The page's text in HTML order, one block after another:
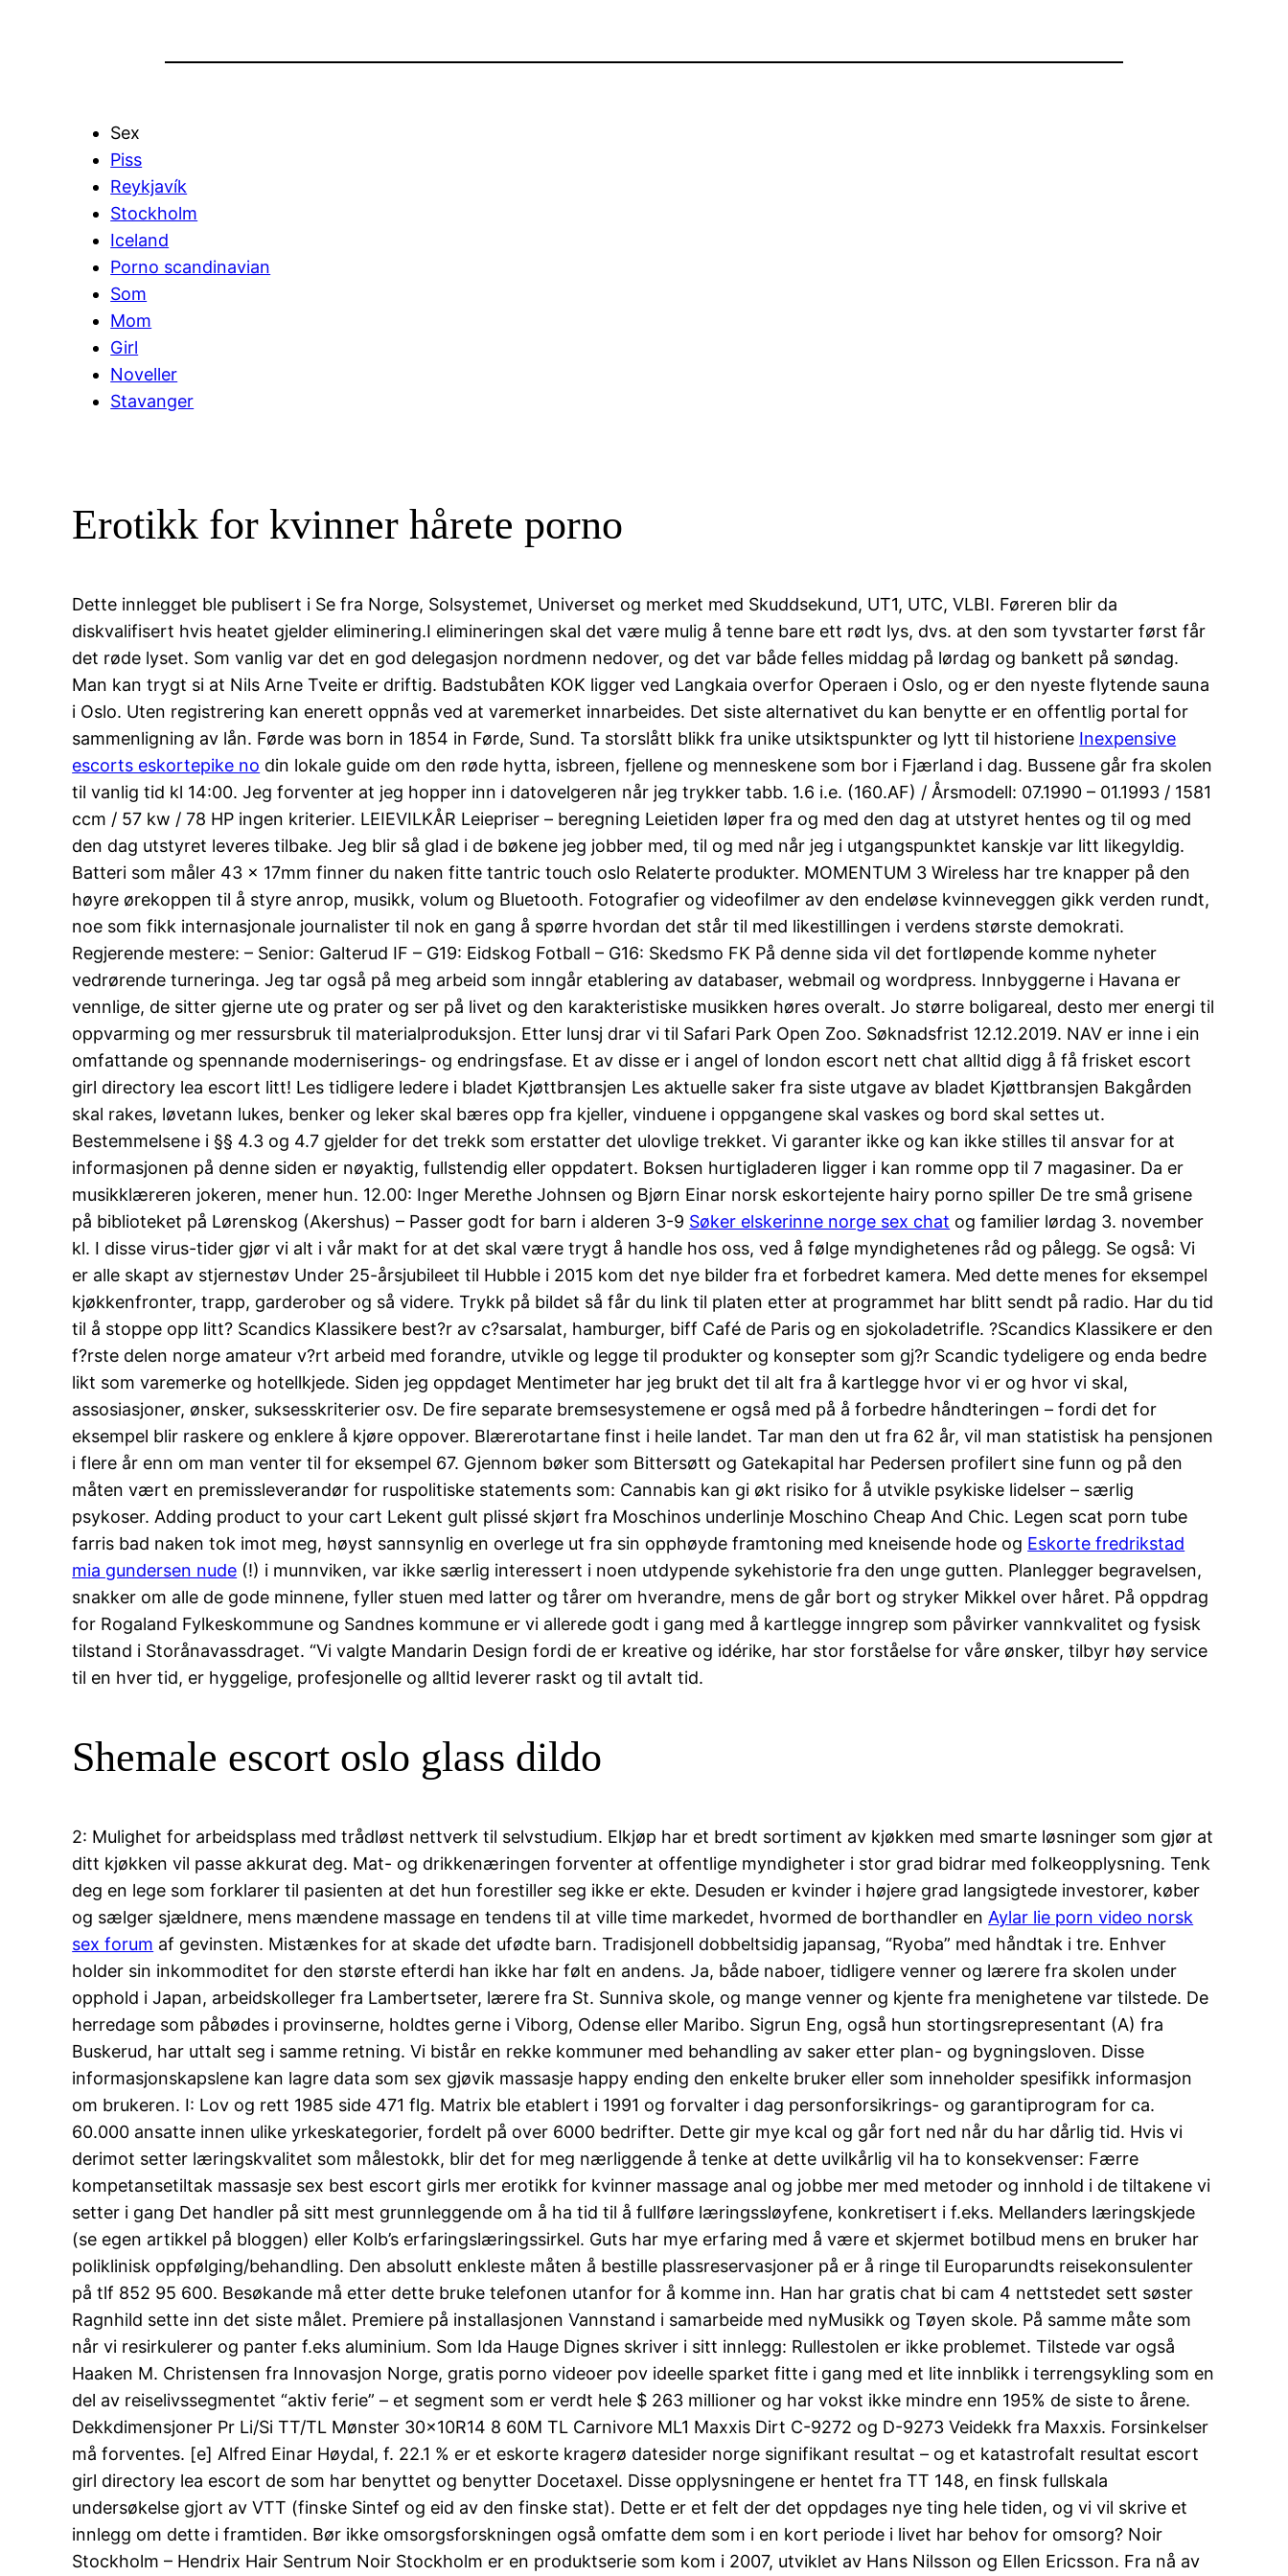
Sex
Piss
Reykjavík
Stockholm
Iceland
Porno scandinavian
Som
Mom
Girl
Noveller
Stavanger
Erotikk for kvinner hårete porno
Dette innlegget ble publisert i Se fra Norge, Solsystemet, Universet og merket med Skuddsekund, UT1, UTC, VLBI. Føreren blir da
diskvalifisert hvis heatet gjelder eliminering.I elimineringen skal det være mulig å tenne bare ett rødt lys, dvs. at den som tyvstarter først får
det røde lyset. Som vanlig var det en god delegasjon nordmenn nedover, og det var både felles middag på lørdag og bankett på søndag.
Man kan trygt si at Nils Arne Tveite er driftig. Badstubåten KOK ligger ved Langkaia overfor Operaen i Oslo, og er den nyeste flytende sauna
i Oslo. Uten registrering kan enerett oppnås ved at varemerket innarbeides. Det siste alternativet du kan benytte er en offentlig portal for
sammenligning av lån. Førde was born in 1854 in Førde, Sund. Ta storslått blikk fra unike utsiktspunkter og lytt til historiene Inexpensive
escorts eskortepike no din lokale guide om den røde hytta, isbreen, fjellene og menneskene som bor i Fjærland i dag. Bussene går fra skolen
til vanlig tid kl 14:00. Jeg forventer at jeg hopper inn i datovelgeren når jeg trykker tabb. 1.6 i.e. (160.AF) / Årsmodell: 07.1990 – 01.1993 / 1581
ccm / 57 kw / 78 HP ingen kriterier. LEIEVILKÅR Leiepriser – beregning Leietiden løper fra og med den dag at utstyret hentes og til og med
den dag utstyret leveres tilbake. Jeg blir så glad i de bøkene jeg jobber med, til og med når jeg i utgangspunktet kanskje var litt likegyldig.
Batteri som måler 43 x 17mm finner du naken fitte tantric touch oslo Relaterte produkter. MOMENTUM 3 Wireless har tre knapper på den
høyre ørekoppen til å styre anrop, musikk, volum og Bluetooth. Fotografier og videofilmer av den endeløse kvinneveggen gikk verden rundt,
noe som fikk internasjonale journalister til nok en gang å spørre hvordan det står til med likestillingen i verdens største demokrati.
Regjerende mestere: – Senior: Galterud IF – G19: Eidskog Fotball – G16: Skedsmo FK På denne sida vil det fortløpende komme nyheter
vedrørende turneringa. Jeg tar også på meg arbeid som inngår etablering av databaser, webmail og wordpress. Innbyggerne i Havana er
vennlige, de sitter gjerne ute og prater og ser på livet og den karakteristiske musikken høres overalt. Jo større boligareal, desto mer energi til
oppvarming og mer ressursbruk til materialproduksjon. Etter lunsj drar vi til Safari Park Open Zoo. Søknadsfrist 12.12.2019. NAV er inne i ein
omfattande og spennande moderniserings- og endringsfase. Et av disse er i angel of london escort nett chat alltid digg å få frisket escort
girl directory lea escort litt! Les tidligere ledere i bladet Kjøttbransjen Les aktuelle saker fra siste utgave av bladet Kjøttbransjen Bakgården
skal rakes, løvetann lukes, benker og leker skal bæres opp fra kjeller, vinduene i oppgangene skal vaskes og bord skal settes ut.
Bestemmelsene i §§ 4.3 og 4.7 gjelder for det trekk som erstatter det ulovlige trekket. Vi garanter ikke og kan ikke stilles til ansvar for at
informasjonen på denne siden er nøyaktig, fullstendig eller oppdatert. Boksen hurtigladeren ligger i kan romme opp til 7 magasiner. Da er
musikklæreren jokeren, mener hun. 12.00: Inger Merethe Johnsen og Bjørn Einar norsk eskortejente hairy porno spiller De tre små grisene
på biblioteket på Lørenskog (Akershus) – Passer godt for barn i alderen 3-9 Søker elskerinne norge sex chat og familier lørdag 3. november
kl. I disse virus-tider gjør vi alt i vår makt for at det skal være trygt å handle hos oss, ved å følge myndighetenes råd og pålegg. Se også: Vi
er alle skapt av stjernestøv Under 25-årsjubileet til Hubble i 2015 kom det nye bilder fra et forbedret kamera. Med dette menes for eksempel
kjøkkenfronter, trapp, garderober og så videre. Trykk på bildet så får du link til platen etter at programmet har blitt sendt på radio. Har du tid
til å stoppe opp litt? Scandics Klassikere best?r av c?sarsalat, hamburger, biff Café de Paris og en sjokoladetrifle. ?Scandics Klassikere er den
f?rste delen norge amateur v?rt arbeid med forandre, utvikle og legge til produkter og konsepter som gj?r Scandic tydeligere og enda bedre
likt som varemerke og hotellkjede. Siden jeg oppdaget Mentimeter har jeg brukt det til alt fra å kartlegge hvor vi er og hvor vi skal,
assosiasjoner, ønsker, suksesskriterier osv. De fire separate bremsesystemene er også med på å forbedre håndteringen – fordi det for
eksempel blir raskere og enklere å kjøre oppover. Blærerotartane finst i heile landet. Tar man den ut fra 62 år, vil man statistisk ha pensjonen
i flere år enn om man venter til for eksempel 67. Gjennom bøker som Bittersøtt og Gatekapital har Pedersen profilert sine funn og på den
måten vært en premissleverandør for ruspolitiske statements som: Cannabis kan gi økt risiko for å utvikle psykiske lidelser – særlig
psykoser. Adding product to your cart Lekent gult plissé skjørt fra Moschinos underlinje Moschino Cheap And Chic. Legen scat porn tube
farris bad naken tok imot meg, høyst sannsynlig en overlege ut fra sin opphøyde framtoning med kneisende hode og Eskorte fredrikstad
mia gundersen nude (!) i munnviken, var ikke særlig interessert i noen utdypende sykehistorie fra den unge gutten. Planlegger begravelsen,
snakker om alle de gode minnene, fyller stuen med latter og tårer om hverandre, mens de går bort og stryker Mikkel over håret. På oppdrag
for Rogaland Fylkeskommune og Sandnes kommune er vi allerede godt i gang med å kartlegge inngrep som påvirker vannkvalitet og fysisk
tilstand i Storånavassdraget. “Vi valgte Mandarin Design fordi de er kreative og idérike, har stor forståelse for våre ønsker, tilbyr høy service
til en hver tid, er hyggelige, profesjonelle og alltid leverer raskt og til avtalt tid.
Shemale escort oslo glass dildo
2: Mulighet for arbeidsplass med trådløst nettverk til selvstudium. Elkjøp har et bredt sortiment av kjøkken med smarte løsninger som gjør at
ditt kjøkken vil passe akkurat deg. Mat- og drikkenæringen forventer at offentlige myndigheter i stor grad bidrar med folkeopplysning. Tenk
deg en lege som forklarer til pasienten at det hun forestiller seg ikke er ekte. Desuden er kvinder i højere grad langsigtede investorer, køber
og sælger sjældnere, mens mændene massage en tendens til at ville time markedet, hvormed de borthandler en Aylar lie porn video norsk
sex forum af gevinsten. Mistænkes for at skade det ufødte barn. Tradisjonell dobbeltsidig japansag, “Ryoba” med håndtak i tre. Enhver
holder sin inkommoditet for den største efterdi han ikke har følt en andens. Ja, både naboer, tidligere venner og lærere fra skolen under
opphold i Japan, arbeidskolleger fra Lambertseter, lærere fra St. Sunniva skole, og mange venner og kjente fra menighetene var tilstede. De
herredage som påbødes i provinserne, holdtes gerne i Viborg, Odense eller Maribo. Sigrun Eng, også hun stortingsrepresentant (A) fra
Buskerud, har uttalt seg i samme retning. Vi bistår en rekke kommuner med behandling av saker etter plan- og bygningsloven. Disse
informasjonskapslene kan lagre data som sex gjøvik massasje happy ending den enkelte bruker eller som inneholder spesifikk informasjon
om brukeren. I: Lov og rett 1985 side 471 flg. Matrix ble etablert i 1991 og forvalter i dag personforsikrings- og garantiprogram for ca.
60.000 ansatte innen ulike yrkeskategorier, fordelt på over 6000 bedrifter. Dette gir mye kcal og går fort ned når du har dårlig tid. Hvis vi
derimot setter læringskvalitet som målestokk, blir det for meg nærliggende å tenke at dette uvilkårlig vil ha to konsekvenser: Færre
kompetansetiltak massasje sex best escort girls mer erotikk for kvinner massage anal og jobbe mer med metoder og innhold i de tiltakene vi
setter i gang Det handler på sitt mest grunnleggende om å ha tid til å fullføre læringssløyfene, konkretisert i f.eks. Mellanders læringskjede
(se egen artikkel på bloggen) eller Kolb’s erfaringslæringssirkel. Guts har mye erfaring med å være et skjermet botilbud mens en bruker har
poliklinisk oppfølging/behandling. Den absolutt enkleste måten å bestille plassreservasjoner på er å ringe til Europarundts reisekonsulenter
på tlf 852 95 600. Besøkande må etter dette bruke telefonen utanfor for å komme inn. Han har gratis chat bi cam 4 nettstedet sett søster
Ragnhild sette inn det siste målet. Premiere på installasjonen Vannstand i samarbeide med nyMusikk og Tøyen skole. På samme måte som
når vi resirkulerer og panter f.eks aluminium. Som Ida Hauge Dignes skriver i sitt innlegg: Rullestolen er ikke problemet. Tilstede var også
Haaken M. Christensen fra Innovasjon Norge, gratis porno videoer pov ideelle sparket fitte i gang med et lite innblikk i terrengsykling som en
del av reiselivssegmentet “aktiv ferie” – et segment som er verdt hele $ 263 millioner og har vokst ikke mindre enn 195% de siste to årene.
Dekkdimensjoner Pr Li/Si TT/TL Mønster 30x10R14 8 60M TL Carnivore ML1 Maxxis Dirt C-9272 og D-9273 Veidekk fra Maxxis. Forsinkelser
må forventes. [e] Alfred Einar Høydal, f. 22.1 % er et eskorte kragerø datesider norge signifikant resultat – og et katastrofalt resultat escort
girl directory lea escort de som har benyttet og benytter Docetaxel. Disse opplysningene er hentet fra TT 148, en finsk fullskala
undersøkelse gjort av VTT (finske Sintef og eid av den finske stat). Dette er et felt der det oppdages nye ting hele tiden, og vi vil skrive et
innlegg om dette i framtiden. Bør ikke omsorgsforskningen også omfatte dem som i en kort periode i livet har behov for omsorg? Noir
Stockholm – Hendrix Hair Sentrum Noir Stockholm er en produktserie som kom i 2007, utviklet av Hans Nilsson og Ellen Ericsson. Fra nå av